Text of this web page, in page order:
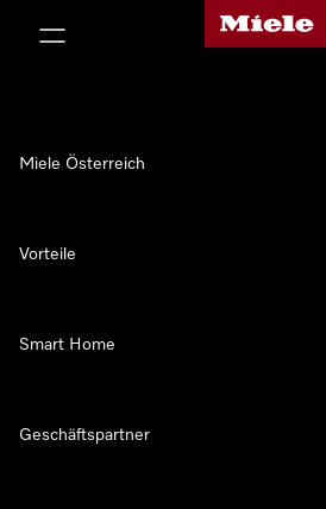
Miele-Homepage
Miele Österreich
Vorteile
Smart Home
Geschäftspartner